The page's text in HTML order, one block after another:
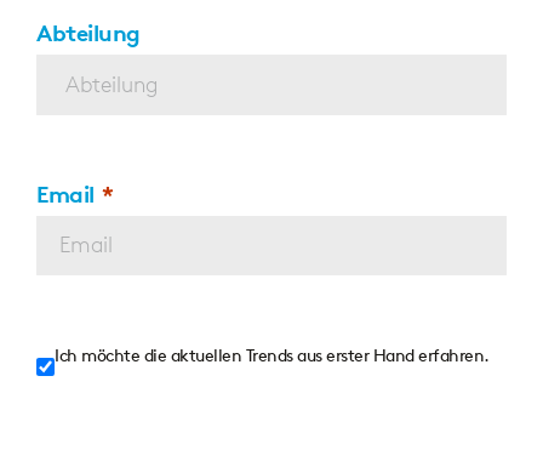
Abteilung
Email
Ich möchte die aktuellen Trends aus erster Hand erfahren.